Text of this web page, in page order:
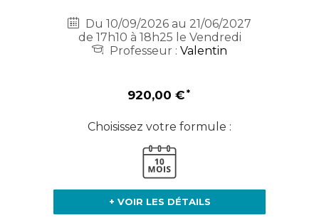
Du 10/09/2026 au 21/06/2027
de 17h10 à 18h25 le Vendredi
Professeur : Valentin
920,00 €
Choisissez votre formule :
+ VOIR LES DÉTAILS